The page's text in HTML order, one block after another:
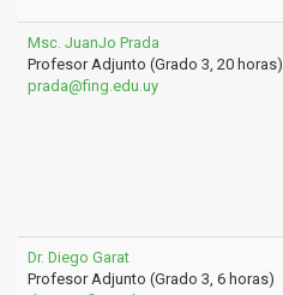
Msc. JuanJo Prada
Profesor Adjunto (Grado 3, 20 horas)
prada@fing.edu.uy
Dr. Diego Garat
Profesor Adjunto (Grado 3, 6 horas)